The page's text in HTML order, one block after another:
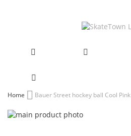
Ga
de
Home Bauer Street hockey ball Cool Pink
Ga